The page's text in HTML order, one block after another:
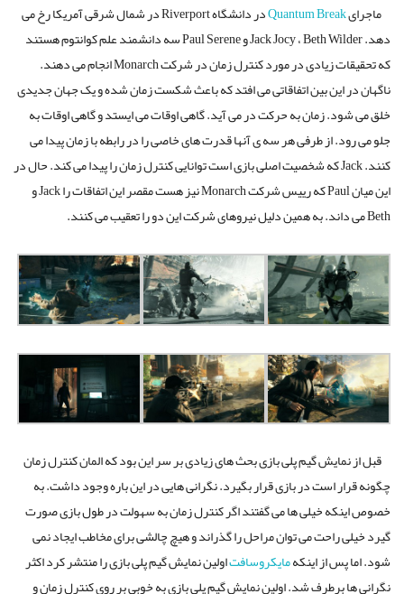
ماجرایQuantum Break
در دانشگاه Riverport در شمال شرقی آمریکا رخ می
دهد. Jack Jocy ، Beth Wilder و Paul Serene سه دانشمند علم کوانتوم هستند
که تحقیقات زیادی در مورد کنترل زمان در شرکت Monarch انجام می دهند.
ناگهان در این بین اتفاقاتی می افتد که باعث شکست زمان شده و یک جهان جدیدی
خلق می شود. زمان به حرکت در می آید. گاهی اوقات می ایستد و گاهی اوقات به
جلو می رود. از طرفی هر سه ی آنها قدرت های خاصی را در رابطه با زمان پیدا می
کنند. Jack که شخصیت اصلی بازی است توانایی کنترل زمان را پیدا می کند. حال در
این میان Paul که رییس شرکت Monarch نیز هست مقصر این اتفاقات را Jack و
Beth می داند. به همین دلیل نیروهای شرکت این دو را تعقیب می کنند.
قبل از نمایش گیم پلی بازی بحث های زیادی بر سر این بود که المان کنترل زمان
چگونه قرار است در بازی قرار بگیرد. نگرانی هایی در این باره وجود داشت. به
خصوص اینکه خیلی ها می گفتند اگر کنترل زمان به سهولت در طول بازی صورت
گیرد خیلی راحت می توان مراحل را گذراند و هیچ چالشی برای مخاطب ایجاد نمی
شود. اما پس از اینکهمایکروسافتاولین نمایش گیم پلی بازی را منتشر کرد اکثر
نگرانی ها برطرف شد. اولین نمایش گیم پلی بازی به خوبی بر روی کنترل زمان و